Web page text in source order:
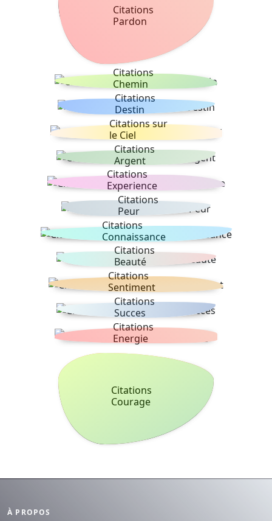
Citations
Pardon
Citations
Chemin
Citations
Destin
Citations sur
le Ciel
Citations
Argent
Citations
Experience
Citations
Peur
Citations
Connaissance
Citations
Beauté
Citations
Sentiment
Citations
Succes
Citations
Energie
Citations
Courage
À PROPOS